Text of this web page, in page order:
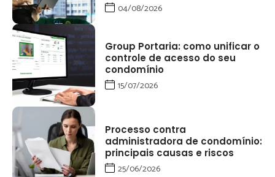
04/08/2026
Group Portaria: como unificar o
controle de acesso do seu
condomínio
15/07/2026
Processo contra
administradora de condomínio:
principais causas e riscos
25/06/2026